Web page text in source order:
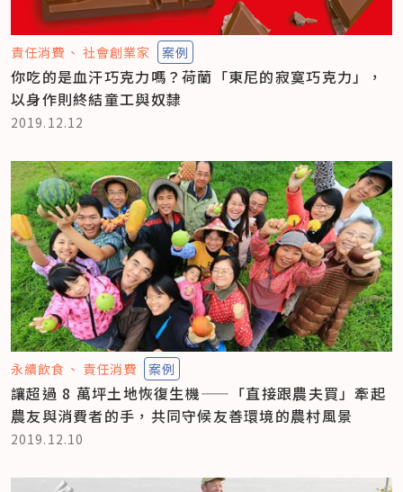
責任消費 社會創業家 案例
你吃的是血汗巧克力嗎？荷蘭「東尼的寂寞巧克力」，
以身作則終結童工與奴隸
2019.12.12
永續飲食 責任消費 案例
讓超過 8 萬坪土地恢復生機——「直接跟農夫買」牽起
農友與消費者的手，共同守候友善環境的農村風景
2019.12.10